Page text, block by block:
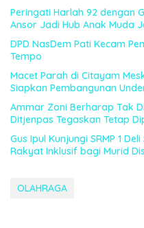
Peringati Harlah 92 dengan
Ansor Jadi Hub Anak Muda
DPD NasDem Pati Kecam
Tempo
Macet Parah di Citayam
Siapkan Pembangunan
Ammar Zoni Berharap Tak
Ditjenpas Tegaskan Tetap
Gus Ipul Kunjungi SRMP 1
Rakyat Inklusif bagi Murid
OLAHRAGA